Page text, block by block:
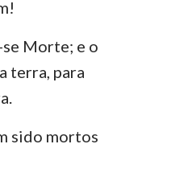
se Morte; e o
terra, para
sido mortos